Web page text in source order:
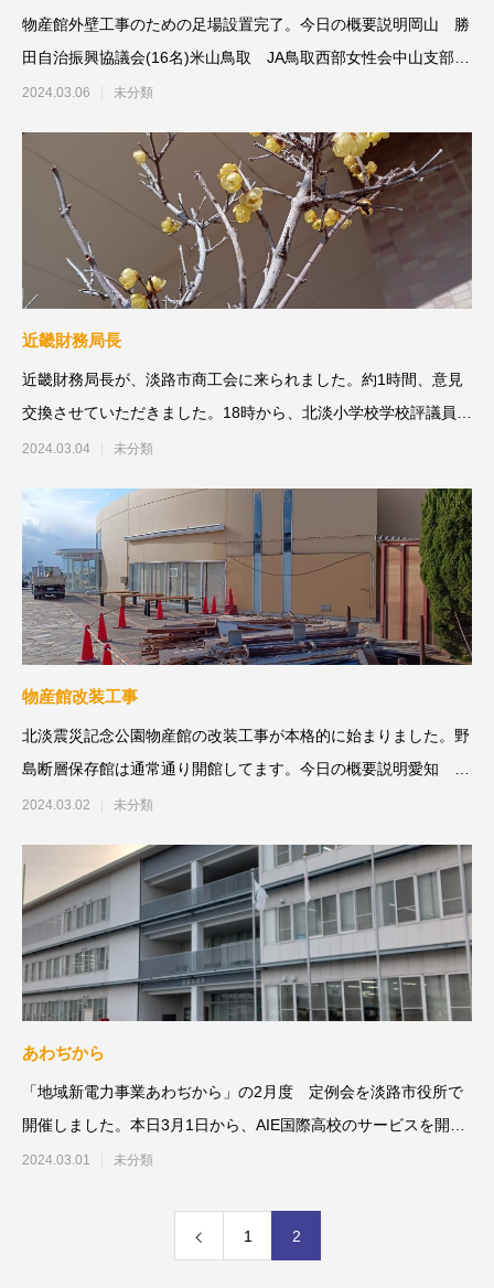
物産館外壁工事のための足場設置完了。今日の概要説明岡山 勝
田自治振興協議会(16名)米山鳥取 JA鳥取西部女性会中山支部
(17名
2024.03.06 未分類
近畿財務局長
近畿財務局長が、淡路市商工会に来られました。約1時間、意見
交換させていただきました。18時から、北淡小学校学校評議員会
に出席してきま
2024.03.04 未分類
物産館改装工事
北淡震災記念公園物産館の改装工事が本格的に始まりました。野
島断層保存館は通常通り開館してます。今日の概要説明愛知 白
江野土地改良
2024.03.02 未分類
あわぢから
「地域新電力事業あわぢから」の2月度 定例会を淡路市役所で
開催しました。本日3月1日から、AIE国際高校のサービスを開始
しました。#
2024.03.01 未分類
1 2